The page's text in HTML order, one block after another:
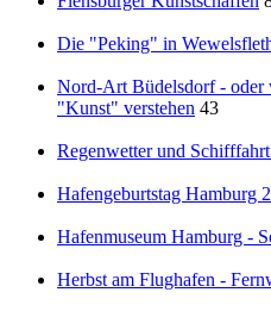
Die "Peking" in
Nord-Art Büdelsdorf - oder
"Kunst" verstehen 43
Regenwetter und
Hafengeburtstag Hamburg
Hafenmuseum Hamburg -
Herbst am Flughafen -